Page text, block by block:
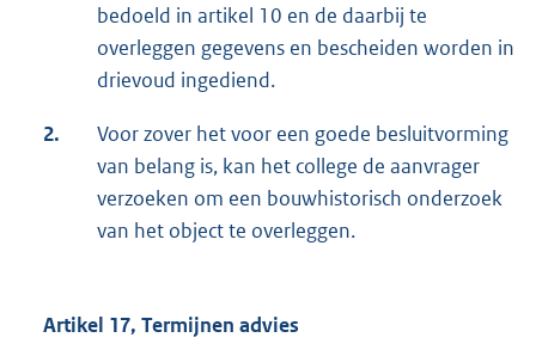
bedoeld in artikel 10 en de daarbij te
overleggen gegevens en bescheiden worden in
drievoud ingediend.
2.
Voor zover het voor een goede besluitvorming
van belang is, kan het college de aanvrager
verzoeken om een bouwhistorisch onderzoek
van het object te overleggen.
Artikel 17, Termijnen advies